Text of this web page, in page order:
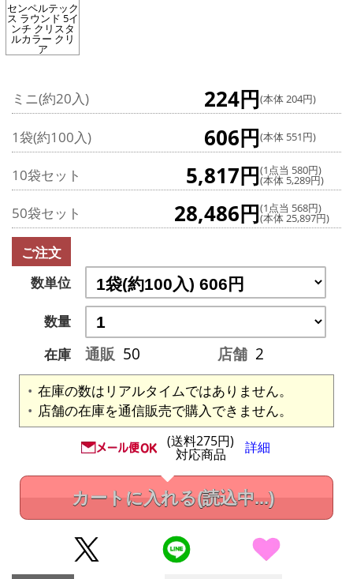
センペルテック
ス ラウンド 5イ
ンチ クリスタ
ルカラー クリ
ア
ミニ(約20入) 224円(本体 204円)
1袋(約100入) 606円(本体 551円)
10袋セット 5,817円(1点当 580円)
(本体 5,289円)
50袋セット 28,486円(1点当 568円)
(本体 25,897円)
ご注文
数単位
数量
在庫
通販 50 店舗 2
在庫の数はリアルタイムではありません。
店舗の在庫を通信販売で購入できません。
(送料275円)
対応商品 詳細
カートに入れる(読込中...)